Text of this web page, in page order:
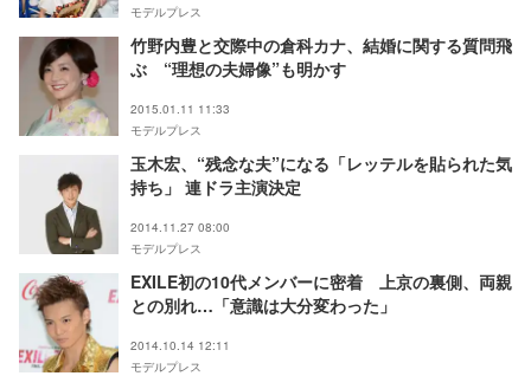
モデルプレス
竹野内豊と交際中の倉科カナ、結婚に関する質問飛
ぶ “理想の夫婦像”も明かす
2015.01.11 11:33
モデルプレス
玉木宏、“残念な夫”になる「レッテルを貼られた気
持ち」 連ドラ主演決定
2014.11.27 08:00
モデルプレス
EXILE初の10代メンバーに密着 上京の裏側、両親
との別れ…「意識は大分変わった」
2014.10.14 12:11
モデルプレス